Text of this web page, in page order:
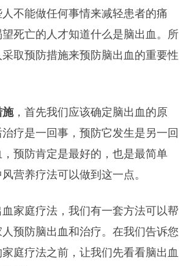
不能做任何事情来减轻患者的痛
死亡的人才知道什么是脑出血。所
取预防措施来预防脑出血的重要性
施，首先我们应该确定脑出血的原
疗是一回事，预防它发生是另一回
预防肯定是最好的，也是最简单
营养疗法可以做到这一点。
家庭疗法，我们有一套方法可以帮
预防脑出血和治疗。在我们告诉您
庭疗法之前，让我们先看看脑出血